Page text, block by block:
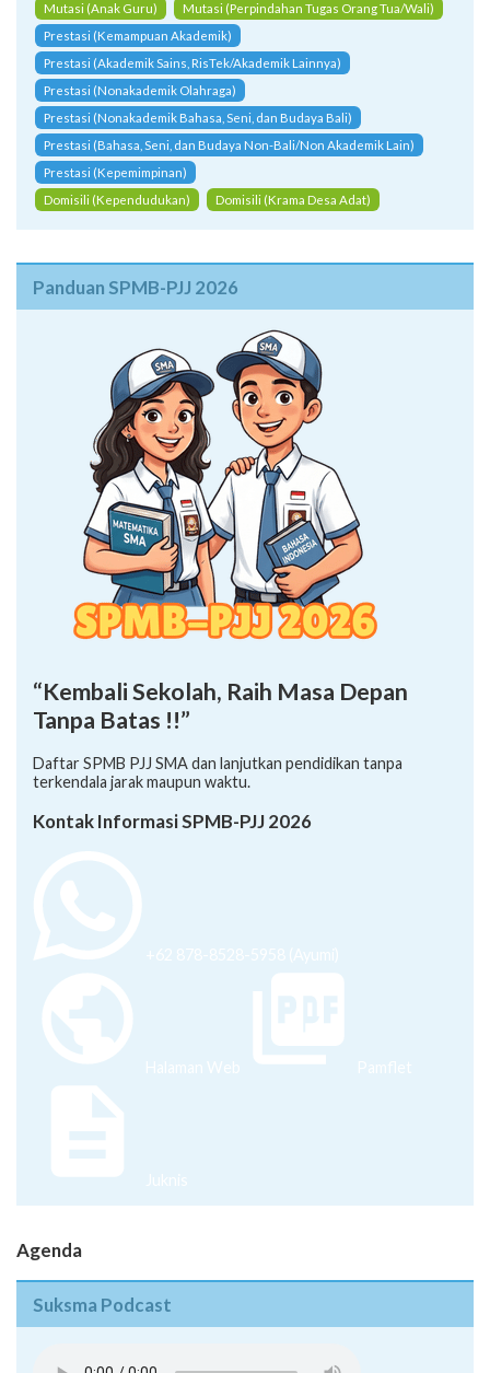
Mutasi (Anak Guru)
Mutasi (Perpindahan Tugas Orang Tua/Wali)
Prestasi (Kemampuan Akademik)
Prestasi (Akademik Sains, RisTek/Akademik Lainnya)
Prestasi (Nonakademik Olahraga)
Prestasi (Nonakademik Bahasa, Seni, dan Budaya Bali)
Prestasi (Bahasa, Seni, dan Budaya Non-Bali/Non Akademik Lain)
Prestasi (Kepemimpinan)
Domisili (Kependudukan)
Domisili (Krama Desa Adat)
Panduan SPMB-PJJ 2026
“Kembali Sekolah, Raih Masa Depan
Tanpa Batas !!”
Daftar SPMB PJJ SMA dan lanjutkan pendidikan tanpa
terkendala jarak maupun waktu.
Kontak Informasi SPMB-PJJ 2026
+62 878-8528-5958 (Ayumi)
Halaman Web Pamflet
Juknis
Agenda
Suksma Podcast